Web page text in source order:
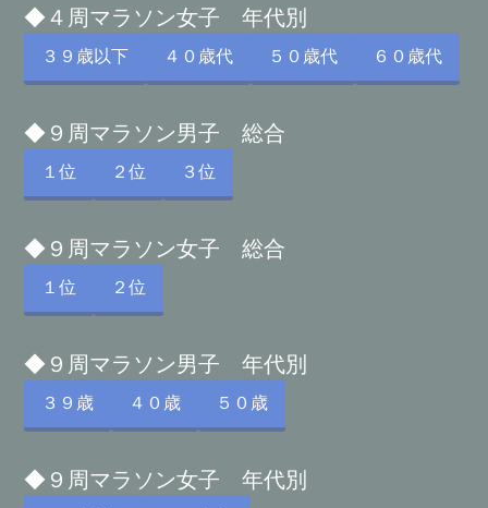
◆４周マラソン女子 年代別
３９歳以下 ４０歳代 ５０歳代 ６０歳代
◆９周マラソン男子 総合
１位 ２位 ３位
◆９周マラソン女子 総合
１位 ２位
◆９周マラソン男子 年代別
３９歳 ４０歳 ５０歳
◆９周マラソン女子 年代別